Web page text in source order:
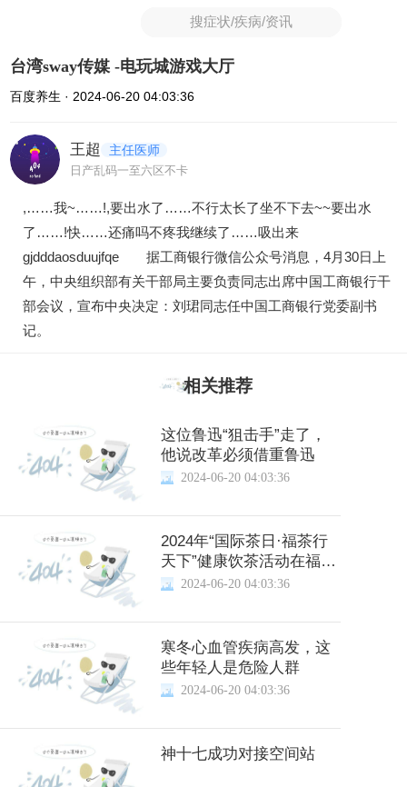
搜症状/疾病/资讯
台湾sway传媒 -电玩城游戏大厅
百度养生 · 2024-06-20 04:03:36
王超 主任医师
日产乱码一至六区不卡
,……我~……!,要出水了……不行太长了坐不下去~~要出水
了……!快……还痛吗不疼我继续了……吸出来
gjdddaosduujfqe 据工商银行微信公众号消息，4月30日上
午，中央组织部有关干部局主要负责同志出席中国工商银行干
部会议，宣布中央决定：刘珺同志任中国工商银行党委副书
记。
相关推荐
这位鲁迅“狙击手”走了，
他说改革必须借重鲁迅
2024-06-20 04:03:36
2024年“国际茶日·福茶行
天下”健康饮茶活动在福州
举办2024-06-20 04:03:36
寒冬心血管疾病高发，这
些年轻人是危险人群
2024-06-20 04:03:36
神十七成功对接空间站